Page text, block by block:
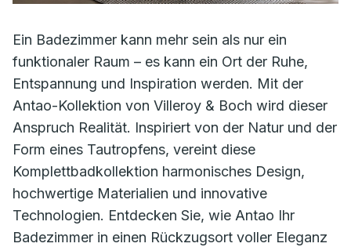
Ein Badezimmer kann mehr sein als nur ein
funktionaler Raum – es kann ein Ort der Ruhe,
Entspannung und Inspiration werden. Mit der
Antao-Kollektion von Villeroy & Boch wird dieser
Anspruch Realität. Inspiriert von der Natur und der
Form eines Tautropfens, vereint diese
Komplettbadkollektion harmonisches Design,
hochwertige Materialien und innovative
Technologien. Entdecken Sie, wie Antao Ihr
Badezimmer in einen Rückzugsort voller Eleganz